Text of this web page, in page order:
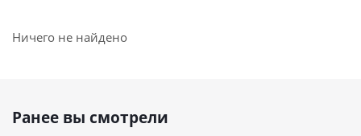
Ничего не найдено
Ранее вы смотрели